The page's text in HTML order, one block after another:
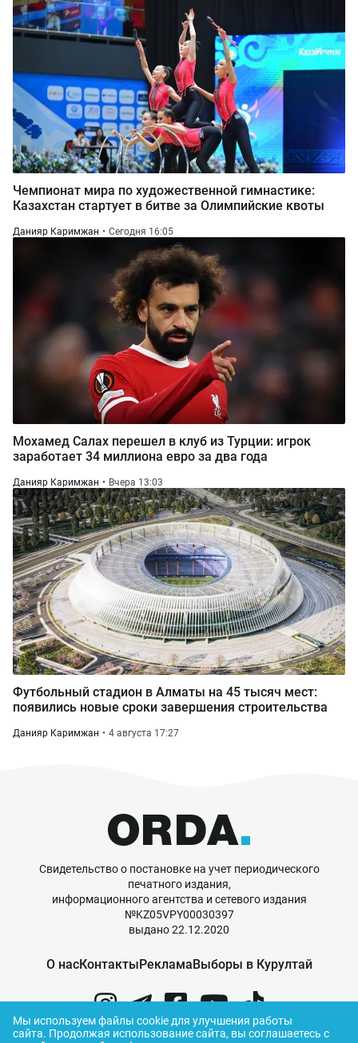
Чемпионат мира по художественной гимнастике:
Казахстан стартует в битве за Олимпийские квоты
Данияр Каримжан Сегодня 16:05
Мохамед Салах перешел в клуб из Турции: игрок
заработает 34 миллиона евро за два года
Данияр Каримжан Вчера 13:03
Футбольный стадион в Алматы на 45 тысяч мест:
появились новые сроки завершения строительства
Данияр Каримжан 4 августа 17:27
Свидетельство о постановке на учет периодического
печатного издания,
информационного агентства и сетевого издания
№KZ05VPY00030397
выдано 22.12.2020
О насКонтактыРекламаВыборы в Курултай
Мы используем файлы cookie для улучшения работы
сайта. Продолжая использование сайта, вы соглашаетесь с